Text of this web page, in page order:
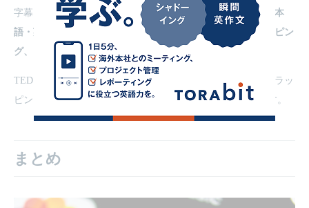
字幕は英語と日本語のものが同時に表示されます。音声と日本
語・英語の字幕を同時に確認できるので音読やオーバーラッピン
グ、シャドーイングとの相性が良いです。
TEDよりもワンランク簡単な動画を使って、気軽にオーバーラッ
ピングに取り組みたい方には、VoiceTubeの方がおすすめです。
まとめ